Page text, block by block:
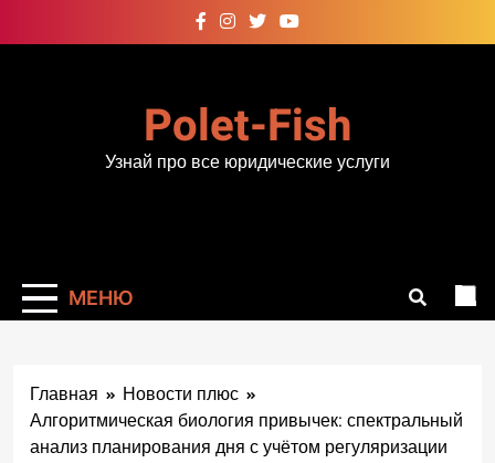
к
Polet-Fish
Узнай про все юридические услуги
МЕНЮ
Главная
Новости плюс
Алгоритмическая биология привычек: спектральный
анализ планирования дня с учётом регуляризации